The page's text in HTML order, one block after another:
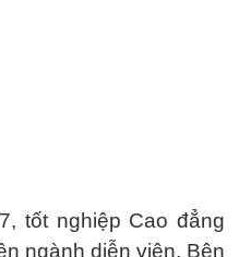
tốt nghiệp Cao đẳng
ngành diễn viên. Bên